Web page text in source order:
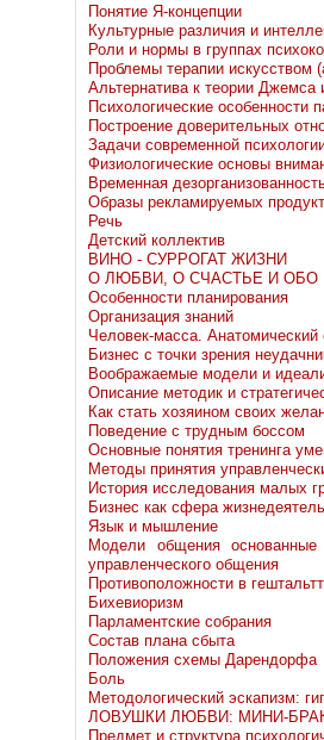
Понятие Я-концепции
Культурные различия и
Роли и нормы в группах
Проблемы терапии искусством
Альтернатива к теории Джемса
Психологические особенности
Построение доверительных
Задачи современной
Физиологические основы
Временная
Образы рекламируемых
Речь
Детский коллектив
ВИНО - СУРРОГАТ ЖИЗНИ
О ЛЮБВИ, О СЧАСТЬЕ И
Особенности планирования
Организация знаний
Человек-масса. Анатомический
Бизнес с точки зрения
Воображаемые модели и
Описание методик и
Как стать хозяином своих
Поведение с трудным боссом
Основные понятия тренинга
Методы принятия
История исследования малых
Бизнес как сфера
Язык и мышление
Модели общения
управленческого общения
Противоположности в
Бихевиоризм
Парламентские собрания
Состав плана сбыта
Положения схемы Дарендорфа
Боль
Методологический эскапизм:
ЛОВУШКИ ЛЮБВИ: МИНИ-
Предмет и структура